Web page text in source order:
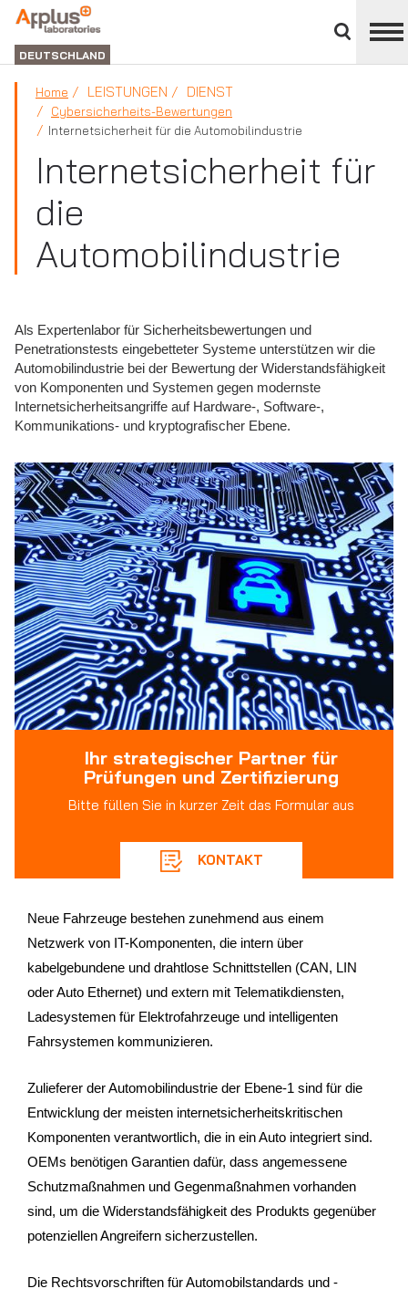
schließen
ABTEILUNG
LABORATORIEN
DEUTSCHLAND
Home LEISTUNGEN DIENST
Cybersicherheits-Bewertungen
Internetsicherheit für die Automobilindustrie
Internetsicherheit für
die
Automobilindustrie
Als Expertenlabor für Sicherheitsbewertungen und
Penetrationstests eingebetteter Systeme unterstützen wir die
Automobilindustrie bei der Bewertung der Widerstandsfähigkeit
von Komponenten und Systemen gegen modernste
Internetsicherheitsangriffe auf Hardware-, Software-,
Kommunikations- und kryptografischer Ebene.
Ihr strategischer Partner für
Prüfungen und Zertifizierung
Bitte füllen Sie in kurzer Zeit das Formular aus
KONTAKT
Neue Fahrzeuge bestehen zunehmend aus einem
Netzwerk von IT-Komponenten, die intern über
kabelgebundene und drahtlose Schnittstellen (CAN, LIN
oder Auto Ethernet) und extern mit Telematikdiensten,
Ladesystemen für Elektrofahrzeuge und intelligenten
Fahrsystemen kommunizieren.
Zulieferer der Automobilindustrie der Ebene-1 sind für die
Entwicklung der meisten internetsicherheitskritischen
Komponenten verantwortlich, die in ein Auto integriert sind.
OEMs benötigen Garantien dafür, dass angemessene
Schutzmaßnahmen und Gegenmaßnahmen vorhanden
sind, um die Widerstandsfähigkeit des Produkts gegenüber
potenziellen Angreifern sicherzustellen.
Die Rechtsvorschriften für Automobilstandards und -